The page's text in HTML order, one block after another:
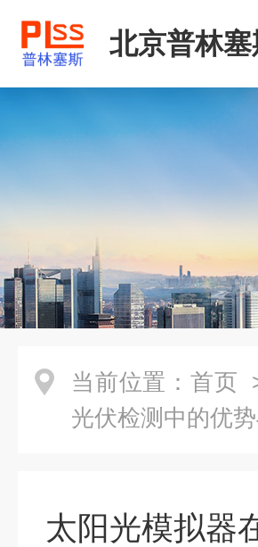
北京普林
当前位置： 首页
光伏检测中的优
太阳光模拟器